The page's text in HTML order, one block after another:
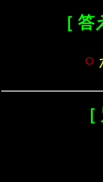
［
○